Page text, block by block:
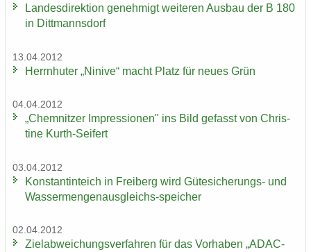
Lan­des­di­rek­ti­on ge­neh­migt wei­te­ren Aus­bau der B 180
in Ditt­manns­dorf
13.04.2012
Herrn­hu­ter „Ni­ni­ve“ macht Platz für neues Grün
04.04.2012
„Chem­nit­zer Im­pres­sio­nen" ins Bild ge­fasst von Chris­
ti­ne Kurth-​Seifert
03.04.2012
Kon­stan­tin­teich in Frei­berg wird Gütesicherungs-​ und
Wassermengenausgleichs-​speicher
02.04.2012
Ziel­ab­wei­chungs­ver­fah­ren für das Vor­ha­ben „ADAC-​